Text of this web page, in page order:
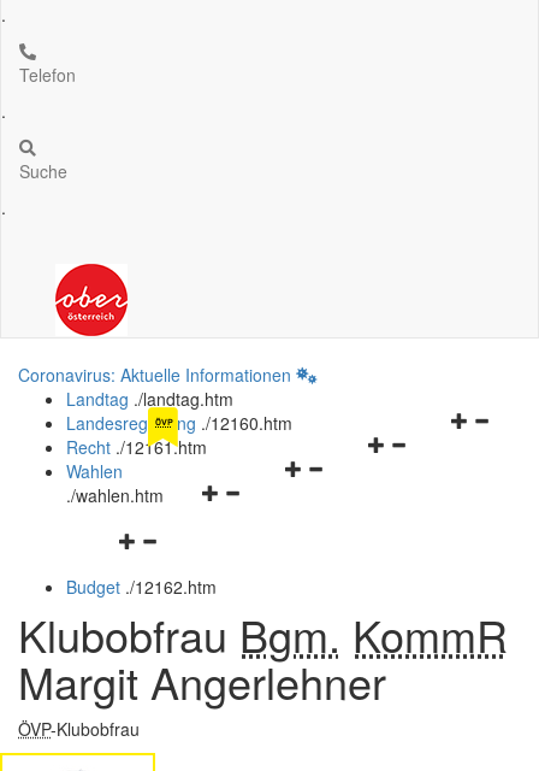
.
Telefon
.
Suche
.
Coronavirus: Aktuelle Informationen
Landtag ./landtag.htm
Navigationsmenü
Landesregierung ./12160.htm
Navigationsmenü
Recht ./12161.htm
Navigationsmenü
Wahlen
./wahlen.htm
Navigationsmenü
und
Budget ./12162.htm
Klubobfrau Bgm. KommR
Margit Angerlehner
ÖVP-Klubobfrau
ÖVP